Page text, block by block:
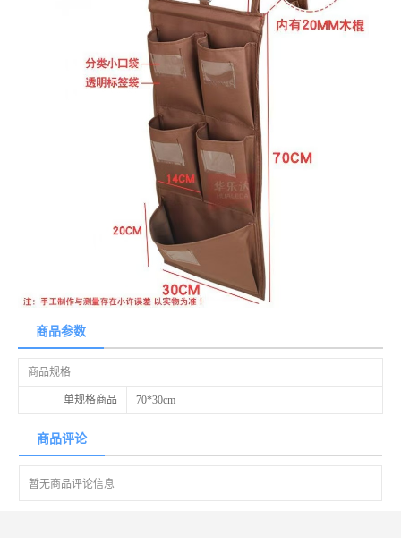
商品参数
商品规格
单规格商品 70*30cm
商品评论
暂无商品评论信息